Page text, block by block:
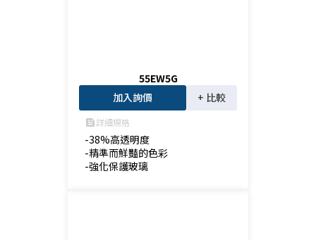
55EW5G
加入詢價
+ 比較
feed詳細規格
-38%高透明度
-精準而鮮豔的色彩
-強化保護玻璃